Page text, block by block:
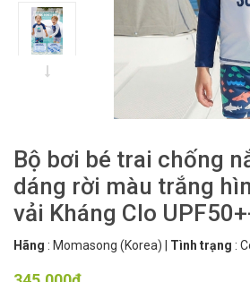
Bộ bơi bé trai chống
dáng rời màu trắng
vải Kháng Clo
Hãng : Momasong (Korea) Tình trạng :